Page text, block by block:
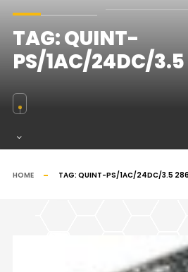
TAG:QUINT-
PS/1AC/24DC/
HOME TAG: QUINT-PS/1AC/24DC/3.5